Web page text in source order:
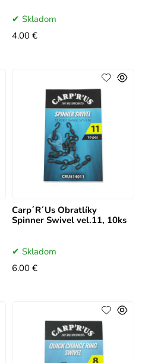
Skladom
4.00 €
Carp´R´Us Obratlíky
Spinner Swivel vel.11, 10ks
Skladom
6.00 €